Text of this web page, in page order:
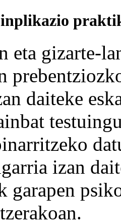
eta gizarte-
daiteke
izan
garapen